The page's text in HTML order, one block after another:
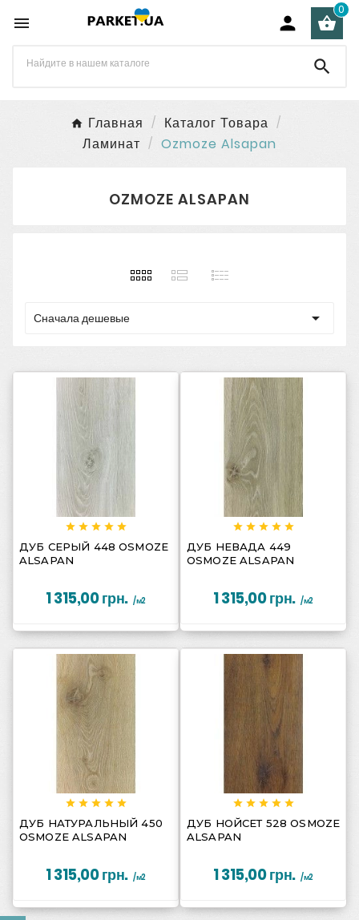
  
0

Главная
Каталог Товара
Ламинат
Ozmoze Alsapan
OZMOZE ALSAPAN
Сначала дешевые 
  
    
ДУБ СЕРЫЙ 448 OSMOZE
ALSAPAN
1 315,00 грн. /м2
 
    
ДУБ НЕВАДА 449
OSMOZE ALSAPAN
1 315,00 грн. /м2
  
    
ДУБ НАТУРАЛЬНЫЙ 450
OSMOZE ALSAPAN
1 315,00 грн. /м2
  
    
ДУБ НОЙСЕТ 528 OSMOZE
ALSAPAN
1 315,00 грн. /м2